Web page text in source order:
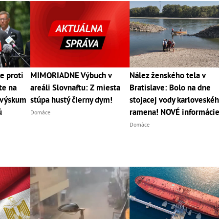
proti
na
MIMORIADNE Výbuch v
areáli Slovnaftu: Z miesta
stúpa hustý čierny dym!
Domáce
Nález ženského tela v
Bratislave: Bolo na dne
stojacej vody
ramena! NOVÉ
Domáce